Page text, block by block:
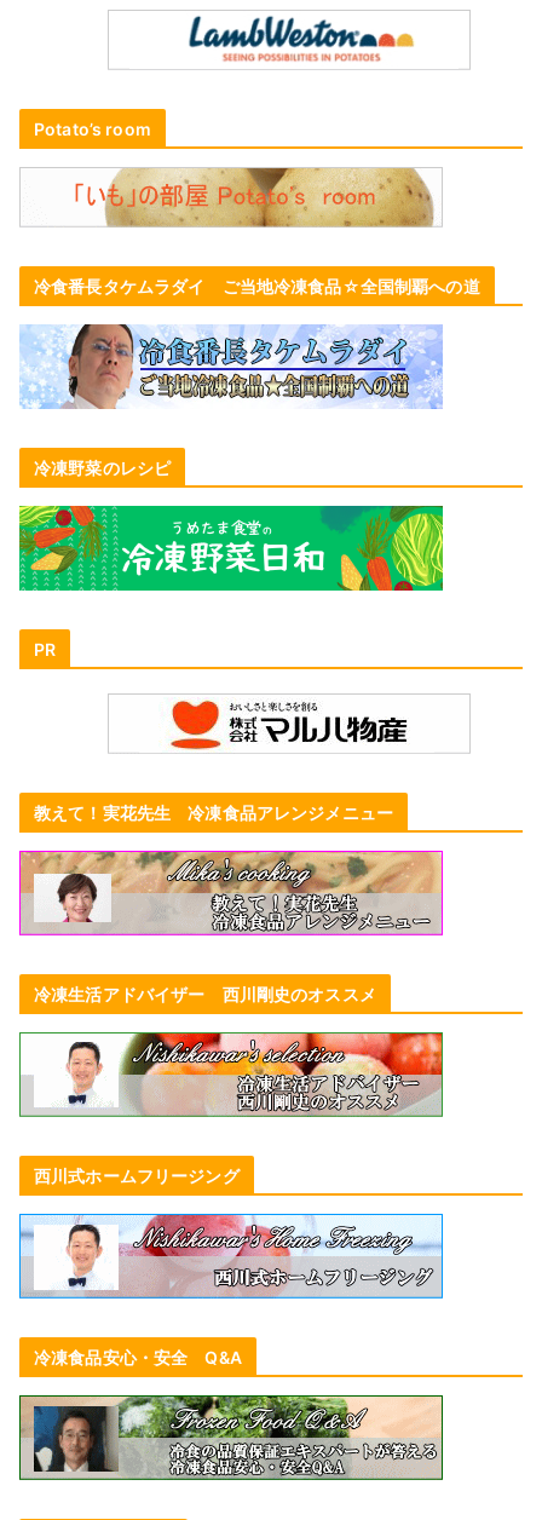
Potato’s room
冷食番長タケムラダイ ご当地冷凍食品☆全国制覇への道
冷凍野菜のレシピ
PR
教えて！実花先生 冷凍食品アレンジメニュー
冷凍生活アドバイザー 西川剛史のオススメ
西川式ホームフリージング
冷凍食品安心・安全 Q&A